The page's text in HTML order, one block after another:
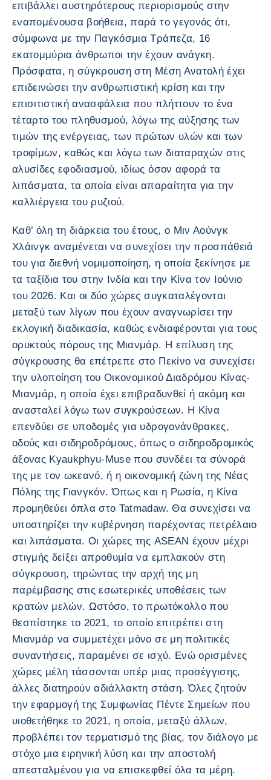
επιβάλλει αυστηρότερους περιορισμούς στην
εναπομένουσα βοήθεια, παρά το γεγονός ότι,
σύμφωνα με την Παγκόσμια Τράπεζα, 16
εκατομμύρια άνθρωποι την έχουν ανάγκη.
Πρόσφατα, η σύγκρουση στη Μέση Ανατολή έχει
επιδεινώσει την ανθρωπιστική κρίση και την
επισιτιστική ανασφάλεια που πλήττουν το ένα
τέταρτο του πληθυσμού, λόγω της αύξησης των
τιμών της ενέργειας, των πρώτων υλών και των
τροφίμων, καθώς και λόγω των διαταραχών στις
αλυσίδες εφοδιασμού, ιδίως όσον αφορά τα
λιπάσματα, τα οποία είναι απαραίτητα για την
καλλιέργεια του ρυζιού.
Καθ’ όλη τη διάρκεια του έτους, ο Μιν Αούνγκ
Χλάινγκ αναμένεται να συνεχίσει την προσπάθειά
του για διεθνή νομιμοποίηση, η οποία ξεκίνησε με
τα ταξίδια του στην Ινδία και την Κίνα τον Ιούνιο
του 2026. Και οι δύο χώρες συγκαταλέγονται
μεταξύ των λίγων που έχουν αναγνωρίσει την
εκλογική διαδικασία, καθώς ενδιαφέρονται για τους
ορυκτούς πόρους της Μιανμάρ. Η επίλυση της
σύγκρουσης θα επέτρεπε στο Πεκίνο να συνεχίσει
την υλοποίηση του Οικονομικού Διαδρόμου Κίνας-
Μιανμάρ, η οποία έχει επιβραδυνθεί ή ακόμη και
ανασταλεί λόγω των συγκρούσεων. Η Κίνα
επενδύει σε υποδομές για υδρογονάνθρακες,
οδούς και σιδηροδρόμους, όπως ο σιδηροδρομικός
άξονας Kyaukphyu-Muse που συνδέει τα σύνορά
της με τον ωκεανό, ή η οικονομική ζώνη της Νέας
Πόλης της Γιανγκόν. Όπως και η Ρωσία, η Κίνα
προμηθεύει όπλα στο Tatmadaw. Θα συνεχίσει να
υποστηρίζει την κυβέρνηση παρέχοντας πετρέλαιο
και λιπάσματα. Οι χώρες της ASEAN έχουν μέχρι
στιγμής δείξει απροθυμία να εμπλακούν στη
σύγκρουση, τηρώντας την αρχή της μη
παρέμβασης στις εσωτερικές υποθέσεις των
κρατών μελών. Ωστόσο, το πρωτόκολλο που
θεσπίστηκε το 2021, το οποίο επιτρέπει στη
Μιανμάρ να συμμετέχει μόνο σε μη πολιτικές
συναντήσεις, παραμένει σε ισχύ. Ενώ ορισμένες
χώρες μέλη τάσσονται υπέρ μιας προσέγγισης,
άλλες διατηρούν αδιάλλακτη στάση. Όλες ζητούν
την εφαρμογή της Συμφωνίας Πέντε Σημείων που
υιοθετήθηκε το 2021, η οποία, μεταξύ άλλων,
προβλέπει τον τερματισμό της βίας, τον διάλογο με
στόχο μια ειρηνική λύση και την αποστολή
απεσταλμένου για να επισκεφθεί όλα τα μέρη.